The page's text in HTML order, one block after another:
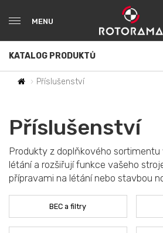
MENU
KATALOG PRODUKTŮ
Příslušenství
Příslušenství
Produkty z doplňkového
létání a rozšiřují funkce vašeho
přípravami na létání nebo stavbou
BEC a filtry